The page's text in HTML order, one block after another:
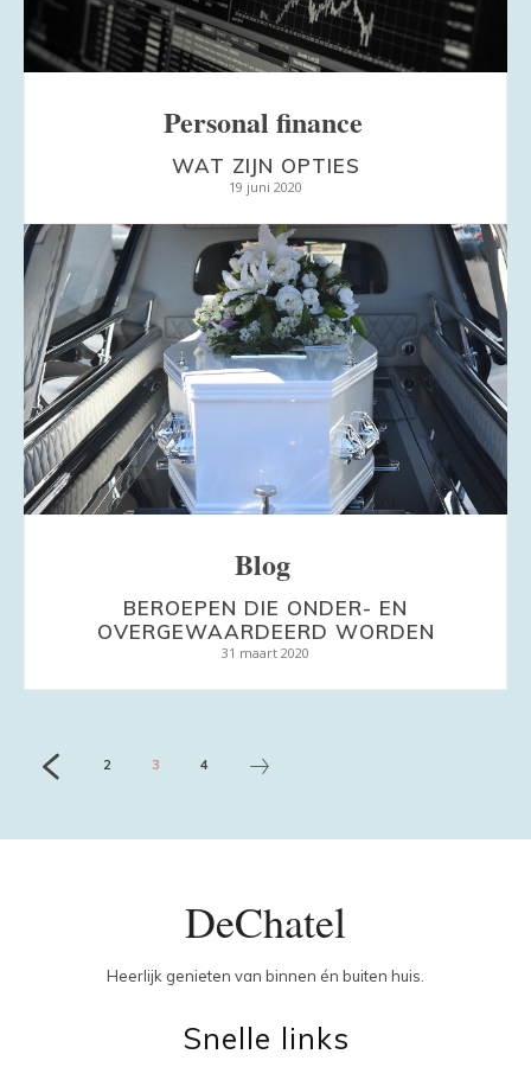
Personal finance
WAT ZIJN OPTIES
19 juni 2020
Blog
BEROEPEN DIE ONDER- EN
OVERGEWAARDEERD WORDEN
31 maart 2020
2 3 4
DeChatel
Heerlijk genieten van binnen én buiten huis.
Snelle links